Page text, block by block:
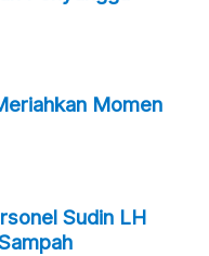
Momen
Sudin LH